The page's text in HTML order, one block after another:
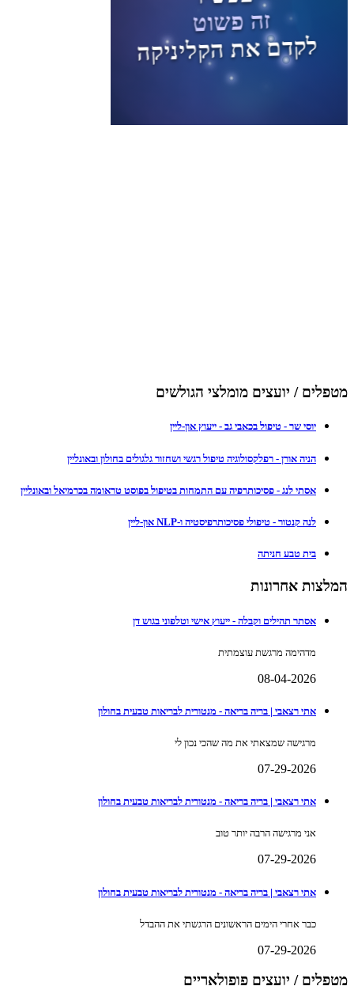
מטפלים / יועצים מומלצי הגולשים
יוסי שר - טיפול בכאבי גב - ייעוץ און-ליין
הניה אורן - רפלקסולוגיה טיפול רגשי ושחזור גלגולים בחולון ובאונליין
אסתי לנג - פסיכותרפיה עם התמחות בטיפול בפוסט טראומה בכרמיאל ובאונליין
לנה קנטור - טיפולי פסיכותרפיסטיה ו-NLP און-ליין
בית טבע חניתה
המלצות אחרונות
אסתר תהילים וקבלה - ייעוץ אישי וטלפוני בגוש דן
מדהימה מרגשת עוצמתית
08-04-2026
אתי רצאבי | בריה בריאה - מנטורית לבריאות טבעית בחולון
מרגישה שמצאתי את מה שהכי נכון לי
07-29-2026
אתי רצאבי | בריה בריאה - מנטורית לבריאות טבעית בחולון
אני מרגישה הרבה יותר טוב
07-29-2026
אתי רצאבי | בריה בריאה - מנטורית לבריאות טבעית בחולון
כבר אחרי הימים הראשונים הרגשתי את ההבדל
07-29-2026
מטפלים / יועצים פופולאריים